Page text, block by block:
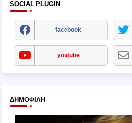
SOCIAL PLUGIN
facebook
youtube
ΔΗΜΟΦΙΛΉ